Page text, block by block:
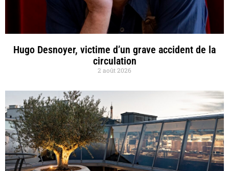
Hugo Desnoyer, victime d’un grave accident de la
circulation
2 août 2026